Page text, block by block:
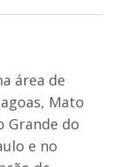
área de
Mato
Grande do
e no